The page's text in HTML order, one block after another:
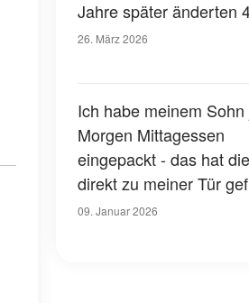
Jahre später änderten
Millionen Dollar und ein
26. März 2026
Ich habe meinem Sohn
Morgen Mittagessen
eingepackt - das hat
direkt zu meiner Tür
09. Januar 2026